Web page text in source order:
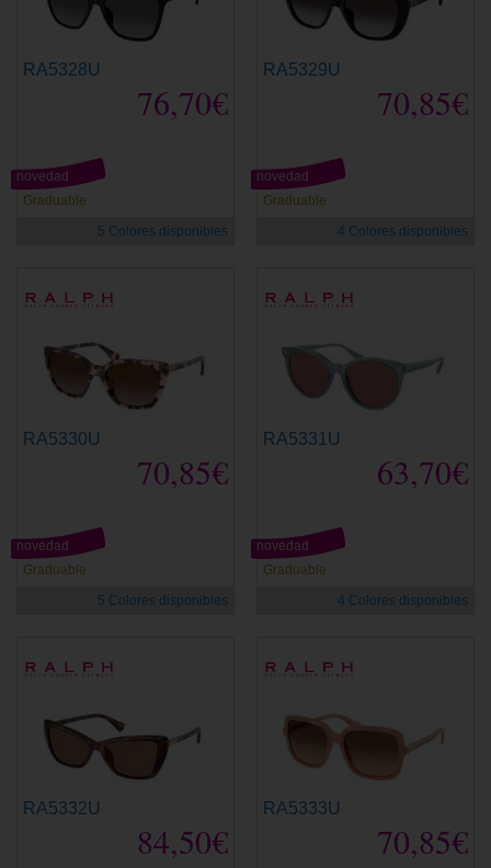
RA5328U
76,70€
Graduable
novedad
5 Colores disponibles
RA5329U
70,85€
Graduable
novedad
4 Colores disponibles
RA5330U
70,85€
Graduable
novedad
5 Colores disponibles
RA5331U
63,70€
Graduable
novedad
4 Colores disponibles
RA5332U
84,50€
RA5333U
70,85€